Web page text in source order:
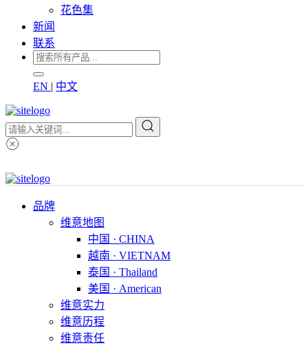
花色集
新闻
联系
EN | 中文
品牌
维意地图
中国 · CHINA
越南 · VIETNAM
泰国 · Thailand
美国 · American
维意实力
维意历程
维意责任